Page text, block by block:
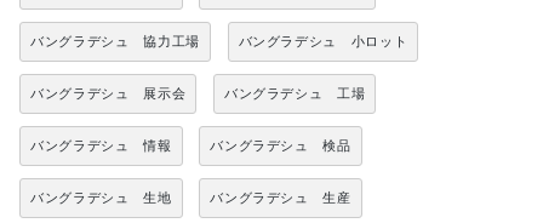
バングラデシュ 協力工場 バングラデシュ 小ロット
バングラデシュ 展示会 バングラデシュ 工場
バングラデシュ 情報 バングラデシュ 検品
バングラデシュ 生地 バングラデシュ 生産